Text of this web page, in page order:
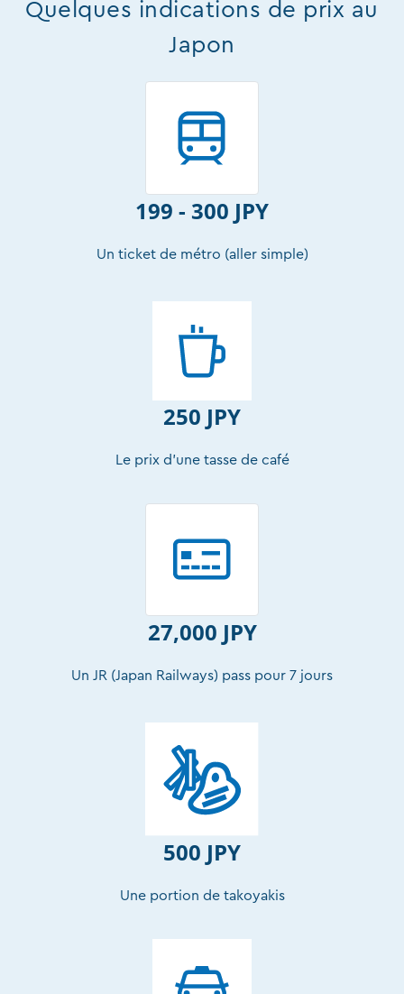
Quelques indications de prix au
Japon
199 - 300 JPY
Un ticket de métro (aller simple)
250 JPY
Le prix d’une tasse de café
27,000 JPY
Un JR (Japan Railways) pass pour 7 jours
500 JPY
Une portion de takoyakis